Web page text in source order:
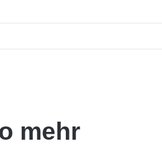
Schützenhilfe?
mehr